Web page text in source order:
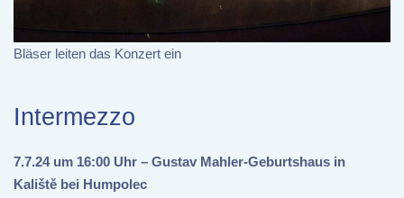
Bläser leiten das Konzert ein
Intermezzo
7.7.24 um 16:00 Uhr – Gustav Mahler-Geburtshaus in
Kaliště bei Humpolec